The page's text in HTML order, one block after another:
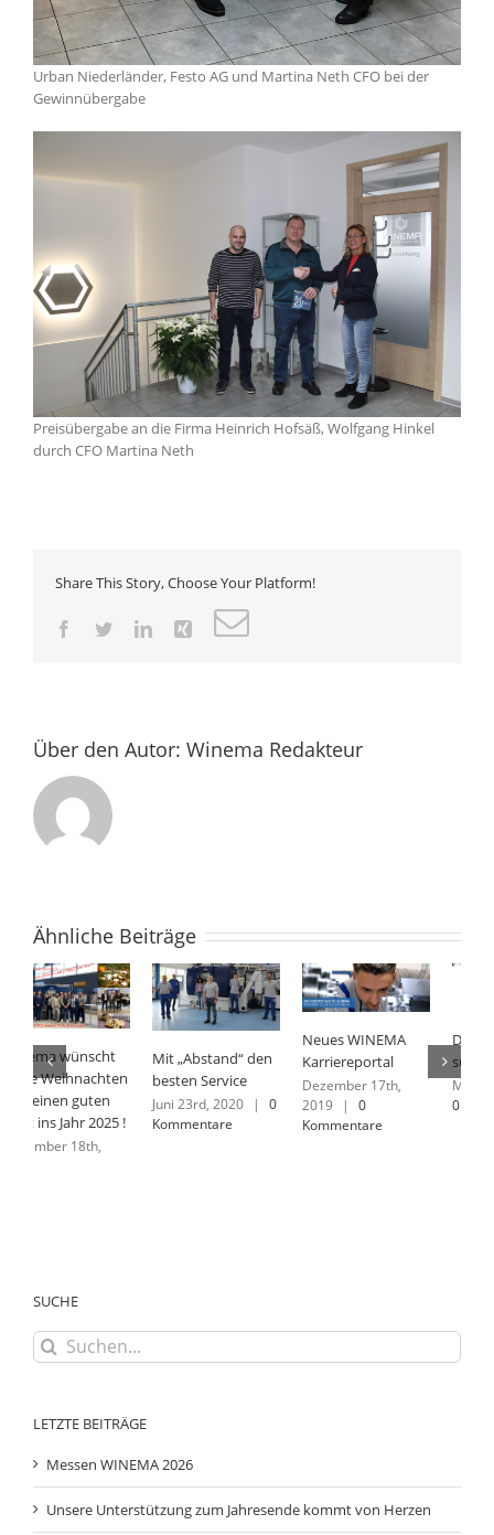
Urban Niederländer, Festo AG und Martina Neth CFO bei der
Gewinnübergabe
Preisübergabe an die Firma Heinrich Hofsäß, Wolfgang Hinkel
durch CFO Martina Neth
Share This Story, Choose Your Platform!
Facebook
TwitterLinkedInXing
E-
Über den Autor: Winema Redakteur
Ähnliche Beiträge
Mit „Abstand“ den
besten Service
Juni 23rd, 2020
0
Kommentare
Karriereportal
Dezember 17th,
2019 | 0
Kommentare
Das WINEMA Team
sucht Verstärkung
März 15th, 2018
0 Kommentare
nach:
Unsere Unterstützung zum Jahresende kommt von Herzen